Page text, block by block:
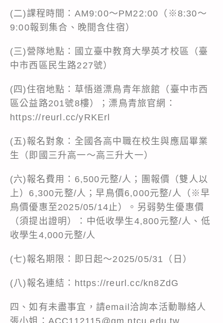
(二)課程時間：AM9:00～PM22:00（※8:30～
9:00報到集合、晚間含住宿）
(三)營隊地點：國立臺中教育大學英才校區（臺
中市西區民生路227號）
(四)住宿地點：草悟道漂鳥青年旅館（臺中市西
區公益路201號8樓）；漂鳥青旅官網：
https://reurl.cc/yRKErl
(五)報名對象：全國各高中職在校生與應屆畢業
生（即國三升高一～高三升大一）
(六)報名費用：6,500元整/人；團報價（雙人以
上）6,300元整/人；早鳥價6,000元整/人（※早
鳥價優惠至2025/05/14止）。另弱勢生優惠價
（須提出證明）：中低收學生4,800元整/人、低
收學生4,000元整/人
(七)報名期限：即日起～2025/05/31（日）
(八)報名連結：https://reurl.cc/kn8ZdG
四、如有未盡事宜，請email洽詢本活動聯絡人
張小姐：ACC112115@gm.ntcu.edu.tw